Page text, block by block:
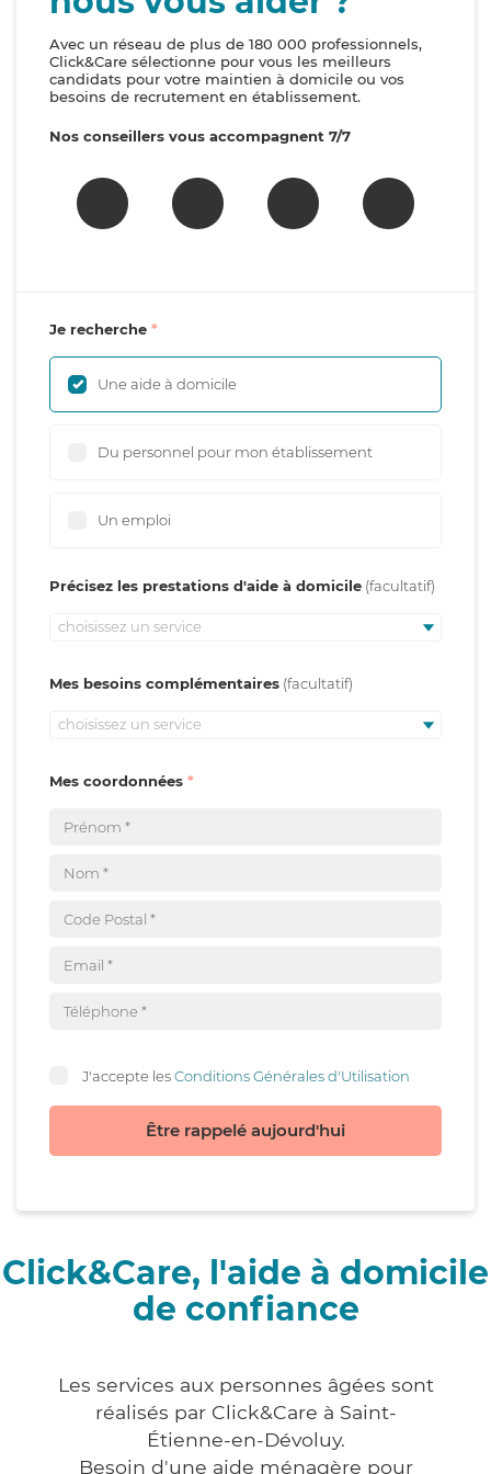
Avec un réseau de plus de 180 000 professionnels,
Click&Care sélectionne pour vous les meilleurs
candidats pour votre maintien à domicile ou vos
besoins de recrutement en établissement.
Nos conseillers vous accompagnent 7/7
Je recherche
Une aide à domicile
Du personnel pour mon établissement
Un emploi
Précisez les prestations d'aide à domicile
choisissez un service
Mes besoins complémentaires
choisissez un service
Mes coordonnées
J'accepte lesConditions Générales d'Utilisation
Être rappelé aujourd'hui
Click&Care, l'aide à domicile
de confiance
Les services aux personnes âgées sont
réalisés par Click&Care à Saint-
Étienne-en-Dévoluy.
Besoin d'une aide ménagère pour